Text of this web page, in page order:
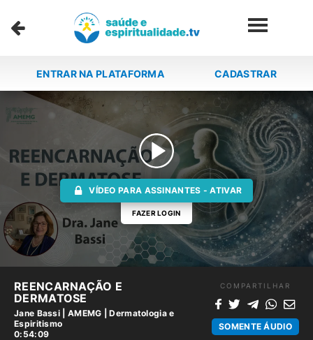
ENTRAR NA PLATAFORMA CADASTRAR
VÍDEO PARA ASSINANTES - ATIVAR
FAZER LOGIN
REENCARNAÇÃO E
DERMATOSE
Jane Bassi AMEMG |Dermatologia e
Espiritismo
0:54:09
COMPARTILHAR
SOMENTE ÁUDIO